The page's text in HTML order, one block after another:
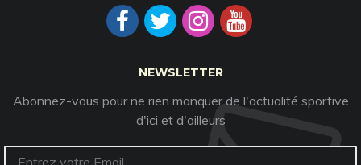
NEWSLETTER
Abonnez-vous pour ne rien manquer de l'actualité sportive
d'ici et d'ailleurs